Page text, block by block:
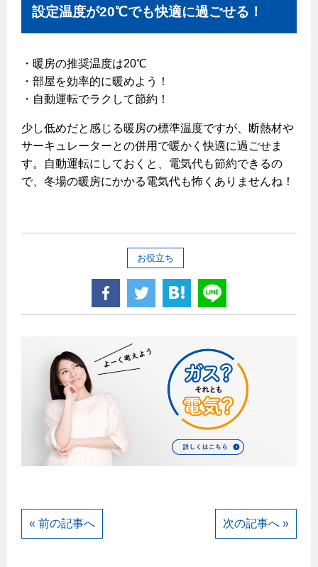
設定温度が20℃でも快適に過ごせる！
・暖房の推奨温度は20℃
・部屋を効率的に暖めよう！
・自動運転でラクして節約！
少し低めだと感じる暖房の標準温度ですが、断熱材や
サーキュレーターとの併用で暖かく快適に過ごせま
す。自動運転にしておくと、電気代も節約できるの
で、冬場の暖房にかかる電気代も怖くありませんね！
お役立ち
« 前の記事へ 次の記事へ »